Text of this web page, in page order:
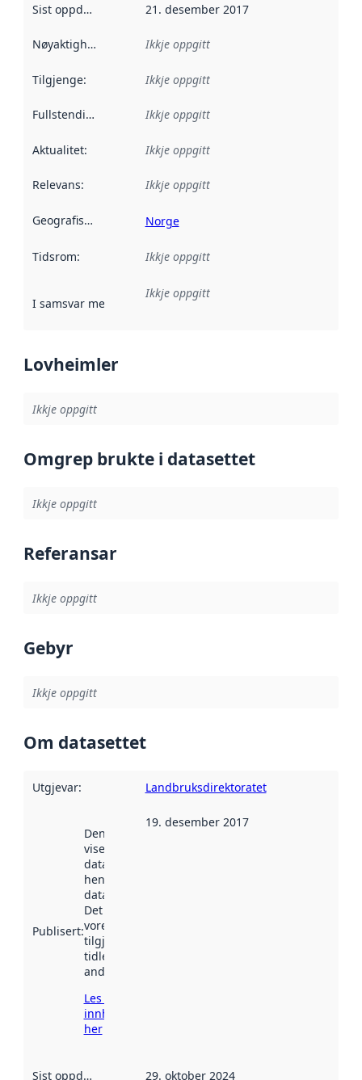
Sist oppdatert 21. desember 2017
Nøyaktigheit Ikkje oppgitt
Tilgjenge: Ikkje oppgitt
Fullstendigheit Ikkje oppgitt
Aktualitet: Ikkje oppgitt
Relevans: Ikkje oppgitt
Geografisk område Norge
Tidsrom: Ikkje oppgitt
I samsvar med Referanse til ei implementeringsregel eller
Ikkje oppgitt
Lovheimler
Ikkje oppgitt
Omgrep brukte i datasettet
Ikkje oppgitt
Referansar
Ikkje oppgitt
Gebyr
Ikkje oppgitt
Om datasettet
Utgjevar: Landbruksdirektoratet
Publisert:
Denne datoen
viser når
datasettet vart
henta inn av
data.norge.no.
Det kan ha
vore
tilgjengeleg
tidlegare
andre stader.
Les meir om
innhenting
her
19. desember 2017
Sist oppdatert 29. oktober 2024